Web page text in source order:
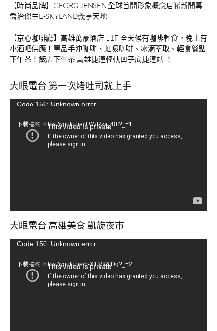
式
烤
子、
廣
田
麵，
有
花
糖
DIY
戲
攤
販。”
【時尚品牌】GEORG JENSEN 全球首間形象概念店嶄新開幕 :
喬治傑生E-SKYLAND義享天地
【京心咖啡廳】高雄萬豪酒店 11F 全天候有咖啡輕食，晚上有
小酒吧供應！單品手沖咖啡、虹吸咖啡、冰滴萃取、輕食餐點
下午茶！飯店下午茶 高雄捷運輕軌凹子底捷運站 ！
大眼電台 第一次烤吐司就上手
視Code 150: Unknown error.
下載檔案: https://youtu.be/tLWzRzx_40I?_=1
大眼電台 高雄美食 凱旋夜市
視Code 150: Unknown error.
下載檔案: https://youtu.be/b-XfFVK6jDg?_=2